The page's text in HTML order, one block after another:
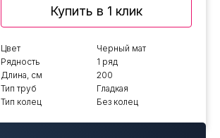
Купить в 1 клик
Цвет
Черный мат
Рядность
1 ряд
Длина, см
200
Тип труб
Гладкая
Тип колец
Без колец